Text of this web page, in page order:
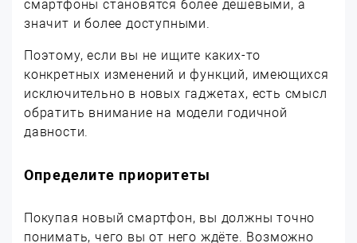
смартфоны становятся более дешёвыми, а
значит и более доступными.
Поэтому, если вы не ищите каких-то
конкретных изменений и функций, имеющихся
исключительно в новых гаджетах, есть смысл
обратить внимание на модели годичной
давности.
Определите приоритеты
Покупая новый смартфон, вы должны точно
понимать, чего вы от него ждёте. Возможно